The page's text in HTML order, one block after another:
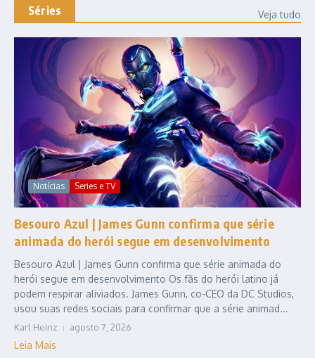
Séries Veja tudo
Notícias Series e TV
Besouro Azul | James Gunn confirma que série
animada do herói segue em desenvolvimento
Besouro Azul | James Gunn confirma que série animada do
herói segue em desenvolvimento Os fãs do herói latino já
podem respirar aliviados. James Gunn, co-CEO da DC Studios,
usou suas redes sociais para confirmar que a série animad...
Karl Heinz agosto 7, 2026
Leia Mais